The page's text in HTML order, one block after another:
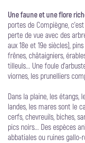
Une faune et une flore
portes de Compiègne,
perte de vue avec des
aux 18e et 19e siècles),
frênes, châtaigniers,
tilleuls... Une foule
viornes, les prunelliers
Dans la plaine, les étangs,
landes, les mares sont le
cerfs, chevreuils, biches,
pics noirs... Des espèces
abbatiales ou ruines gallo-